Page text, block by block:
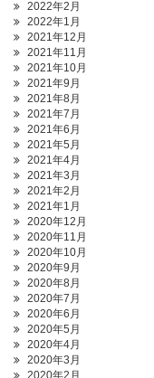
2022年2月
2022年1月
2021年12月
2021年11月
2021年10月
2021年9月
2021年8月
2021年7月
2021年6月
2021年5月
2021年4月
2021年3月
2021年2月
2021年1月
2020年12月
2020年11月
2020年10月
2020年9月
2020年8月
2020年7月
2020年6月
2020年5月
2020年4月
2020年3月
2020年2月